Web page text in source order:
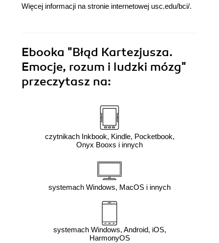
Więcej informacji na stronie internetowej usc.edu/bci/.
Ebooka "Błąd Kartezjusza.
Emocje, rozum i ludzki mózg"
przeczytasz na:
czytnikach Inkbook, Kindle, Pocketbook,
Onyx Booxs i innych
systemach Windows, MacOS i innych
systemach Windows, Android, iOS,
HarmonyOS